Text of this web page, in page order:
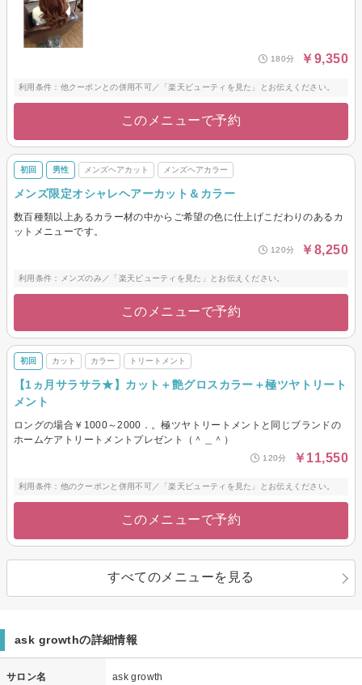
180分 ￥9,350
利用条件：他クーポンとの併用不可／「楽天ビューティを見た」とお伝えください。
このメニューで予約
初回 男性 メンズヘアカット メンズヘアカラー
メンズ限定オシャレヘアーカット＆カラー
数百種類以上あるカラー材の中からご希望の色に仕上げこだわりのあるカ
ットメニューです。
120分 ￥8,250
利用条件：メンズのみ／「楽天ビューティを見た」とお伝えください。
このメニューで予約
初回 カット カラー トリートメント
【1ヵ月サラサラ★】カット＋艶グロスカラー＋極ツヤトリート
メント
ロングの場合￥1000～2000．。極ツヤトリートメントと同じブランドの
ホームケアトリートメントプレゼント（＾＿＾）
120分 ￥11,550
利用条件：他のクーポンと併用不可／「楽天ビューティを見た」とお伝えください。
このメニューで予約
すべてのメニューを見る
ask growthの詳細情報
サロン名
ask growth